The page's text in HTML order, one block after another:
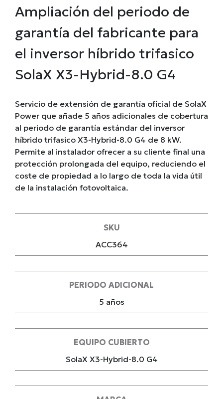
Ampliación del periodo de
garantía del fabricante para
el inversor híbrido trifasico
SolaX X3-Hybrid-8.0 G4
Servicio de extensión de garantía oficial de SolaX
Power que añade 5 años adicionales de cobertura
al periodo de garantía estándar del inversor
híbrido trifasico X3-Hybrid-8.0 G4 de 8 kW.
Permite al instalador ofrecer a su cliente final una
protección prolongada del equipo, reduciendo el
coste de propiedad a lo largo de toda la vida útil
de la instalación fotovoltaica.
SKU
ACC364
PERIODO ADICIONAL
5 años
EQUIPO CUBIERTO
SolaX X3-Hybrid-8.0 G4